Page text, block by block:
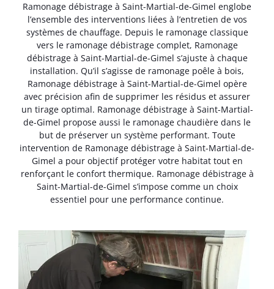
Ramonage débistrage à Saint-Martial-de-Gimel englobe
l’ensemble des interventions liées à l’entretien de vos
systèmes de chauffage. Depuis le ramonage classique
vers le ramonage débistrage complet, Ramonage
débistrage à Saint-Martial-de-Gimel s’ajuste à chaque
installation. Qu’il s’agisse de ramonage poêle à bois,
Ramonage débistrage à Saint-Martial-de-Gimel opère
avec précision afin de supprimer les résidus et assurer
un tirage optimal. Ramonage débistrage à Saint-Martial-
de-Gimel propose aussi le ramonage chaudière dans le
but de préserver un système performant. Toute
intervention de Ramonage débistrage à Saint-Martial-de-
Gimel a pour objectif protéger votre habitat tout en
renforçant le confort thermique. Ramonage débistrage à
Saint-Martial-de-Gimel s’impose comme un choix
essentiel pour une performance continue.